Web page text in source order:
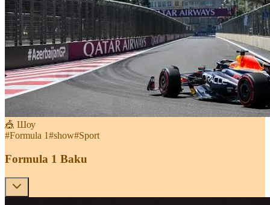
🎪 Шоу
#Formula 1#show#Sport
Formula 1 Baku